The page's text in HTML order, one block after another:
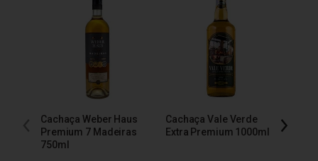
Cachaça Weber Haus
Premium 7 Madeiras
750ml
Cachaça Vale Verde
Extra Premium 1000ml